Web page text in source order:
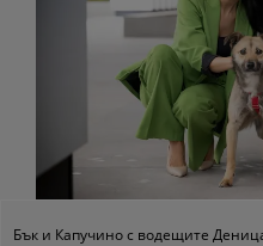
Бък и Капучино с водещите